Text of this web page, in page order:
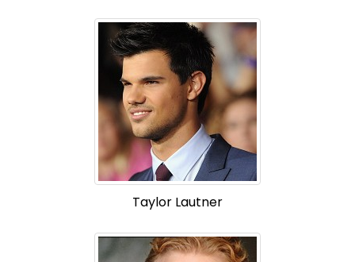
Taylor Lautner